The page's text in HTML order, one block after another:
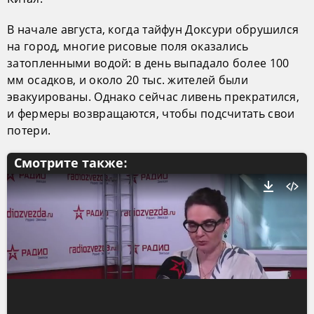
В начале августа, когда тайфун Доксури обрушился
на город, многие рисовые поля оказались
затопленными водой: в день выпадало более 100
мм осадков, и около 20 тыс. жителей были
эвакуированы. Однако сейчас ливень прекратился,
и фермеры возвращаются, чтобы подсчитать свои
потери.
Смотрите также: